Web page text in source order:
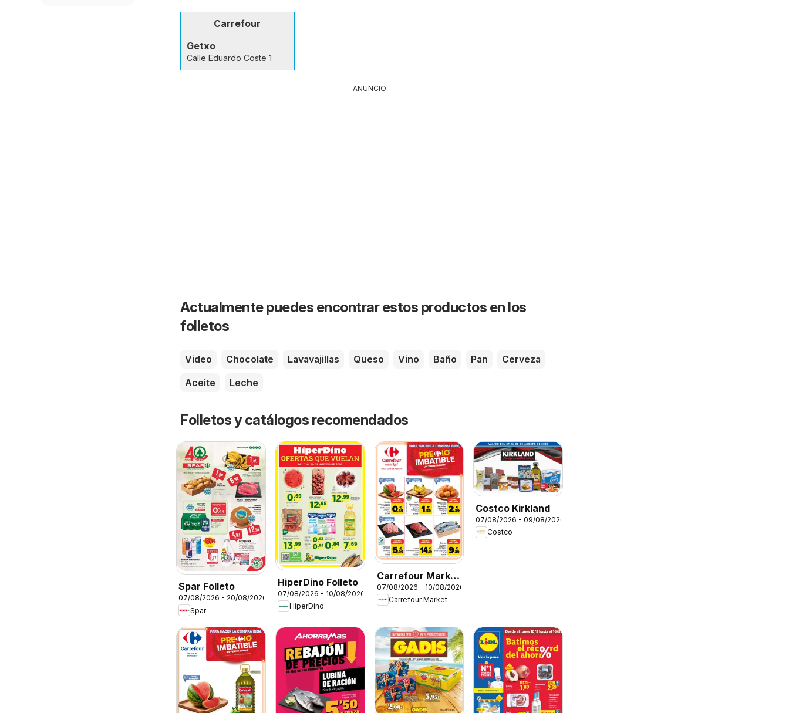
Carrefour
Getxo
Calle Eduardo Coste 1
ANUNCIO
Actualmente puedes encontrar estos productos en los
folletos
Video Chocolate Lavavajillas Queso Vino Baño Pan
Cerveza
Aceite
Leche
Folletos y catálogos recomendados
Spar Folleto
07/08/2026 - 20/08/2026
Spar
HiperDino Folleto
07/08/2026 - 10/08/2026
HiperDino
Carrefour Market
Precio Imbatible
07/08/2026 - 10/08/2026
Carrefour Market
Costco Kirkland
07/08/2026 - 09/08/2026
Costco